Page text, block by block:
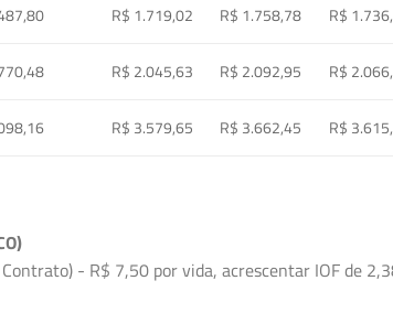
R$ 1.719,02 R$ 1.758,78 R$
R$ 2.045,63 R$ 2.092,95 R$
R$ 3.579,65 R$ 3.662,45 R$
- R$ 7,50 por vida, acrescentar IOF de